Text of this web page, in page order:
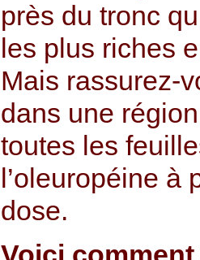
près du tronc
les plus riches
Mais rassurez-
dans une
toutes les
l’oleuropéine à
dose.